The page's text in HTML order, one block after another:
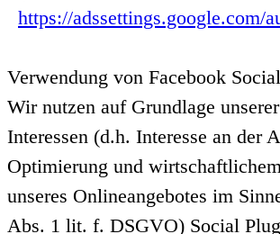
https://adssettings.google.com/
Verwendung von Facebook
Wir nutzen auf Grundlage
Interessen (d.h. Interesse an der
Optimierung und
unseres Onlineangebotes im
Abs. 1 lit. f. DSGVO) Social